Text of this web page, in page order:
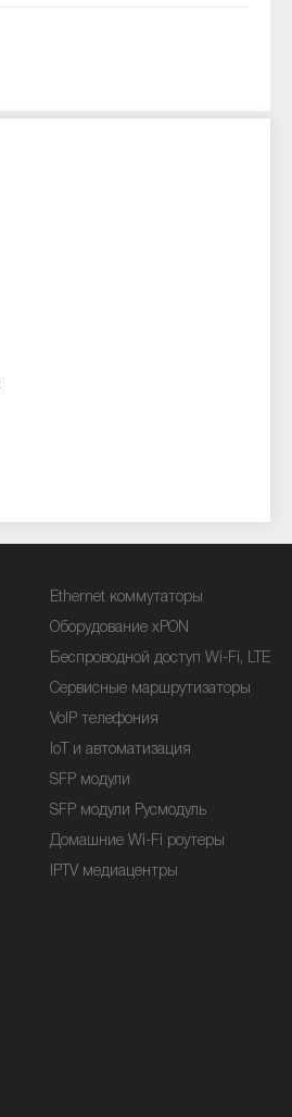
Ethernet коммутаторы
Оборудование xPON
Беспроводной доступ Wi-Fi, LTE
Сервисные маршрутизаторы
VoIP телефония
IoT и автоматизация
SFP модули
SFP модули Русмодуль
Домашние Wi-Fi роутеры
IPTV медиацентры